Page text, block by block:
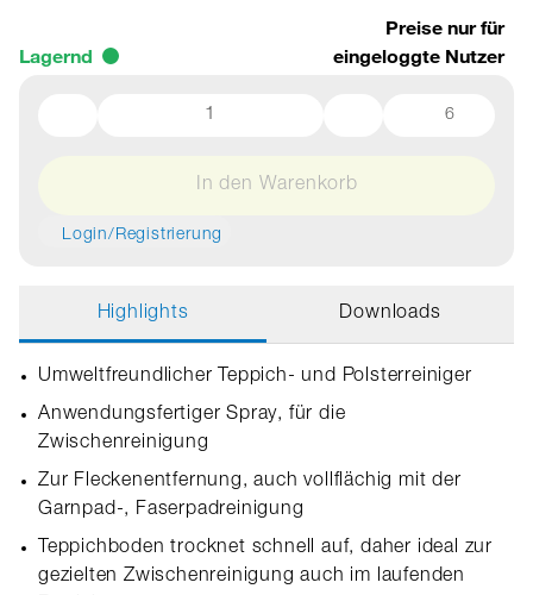
Lagernd
Preise nur für
eingeloggte Nutzer
6
In den Warenkorb
Login/Registrierung
Highlights Downloads
Umweltfreundlicher Teppich- und Polsterreiniger
Anwendungsfertiger Spray, für die
Zwischenreinigung
Zur Fleckenentfernung, auch vollflächig mit der
Garnpad-, Faserpadreinigung
Teppichboden trocknet schnell auf, daher ideal zur
gezielten Zwischenreinigung auch im laufenden